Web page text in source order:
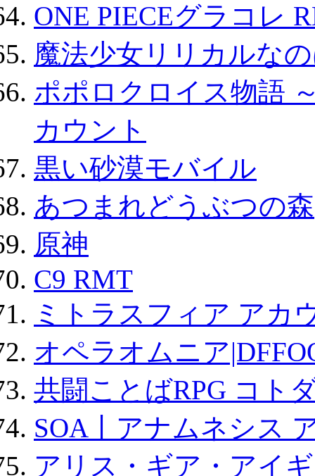
ONE PIECEグラコレ
魔法少女リリカルな
ポポロクロイス物語
カウント
黒い砂漠モバイル
あつまれどうぶつの森
原神
C9 RMT
ミトラスフィア アカ
オペラオムニア
共闘ことばRPG コト
SOA丨アナムネシス
アリス・ギア・アイ